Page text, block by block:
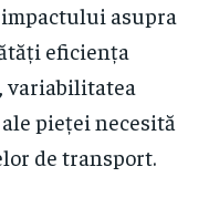
asupra
eficiența
variabilitatea
pieței necesită
de transport.